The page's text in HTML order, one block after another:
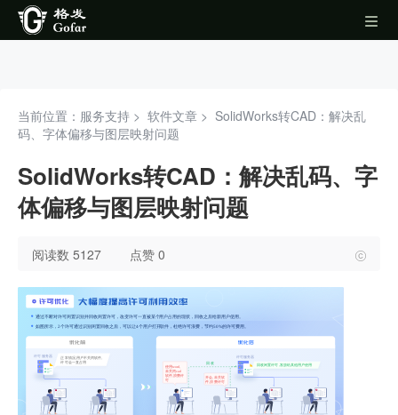
当前位置：服务支持 > 软件文章 > SolidWorks转CAD：解决乱
码、字体偏移与图层映射问题
SolidWorks转CAD：解决乱码、字
体偏移与图层映射问题
阅读数 5127 点赞 0